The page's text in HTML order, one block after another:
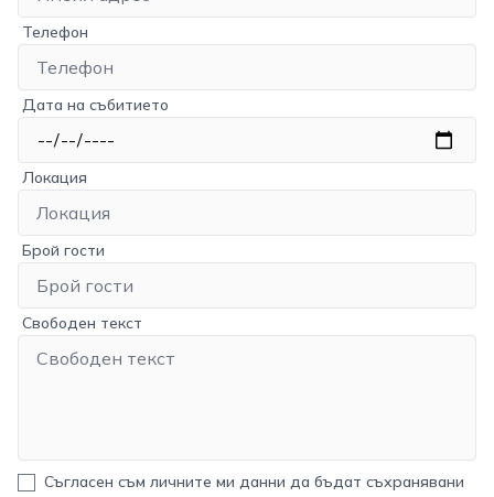
Телефон
Дата на събитието
Локация
Брой гости
Свободен текст
Съгласен съм личните ми данни да бъдат съхранявани